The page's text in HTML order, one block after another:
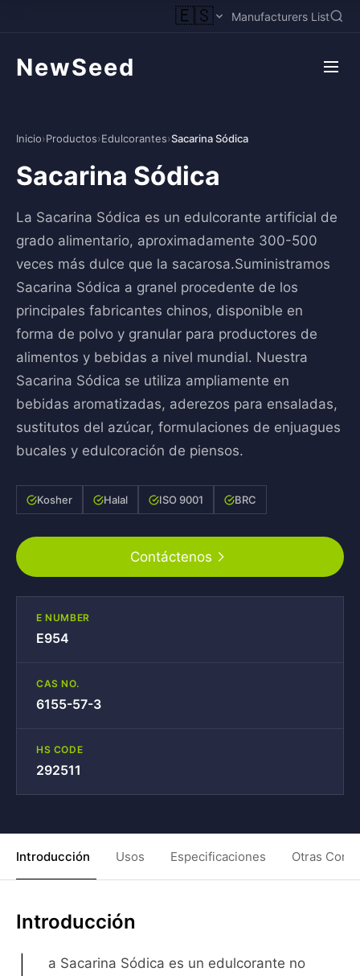
🇪🇸 Manufacturers List
NewSeed
Inicio›Productos›Edulcorantes›Sacarina Sódica
Sacarina Sódica
La Sacarina Sódica es un edulcorante artificial de
grado alimentario, aproximadamente 300-500
veces más dulce que la sacarosa.Suministramos
Sacarina Sódica a granel procedente de los
principales fabricantes chinos, disponible en
forma de polvo y granular para productores de
alimentos y bebidas a nivel mundial. Nuestra
Sacarina Sódica se utiliza ampliamente en
bebidas aromatizadas, aderezos para ensaladas,
sustitutos del azúcar, formulaciones de enjuagues
bucales y edulcoración de piensos.
Kosher Halal ISO 9001 BRC
Contáctenos
E NUMBER
E954
CAS NO.
6155-57-3
HS CODE
292511
Introducción Usos Especificaciones Otras
Introducción
a Sacarina Sódica es un edulcorante no